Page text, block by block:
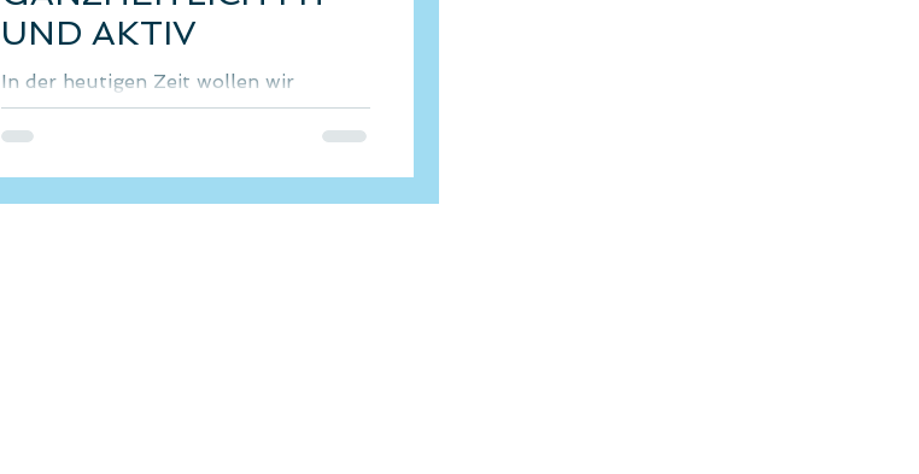
UND AKTIV
In der heutigen Zeit wollen wir
“ganzheitlich fit” werden und bleiben.
Doch was genau bedeutet es, wenn